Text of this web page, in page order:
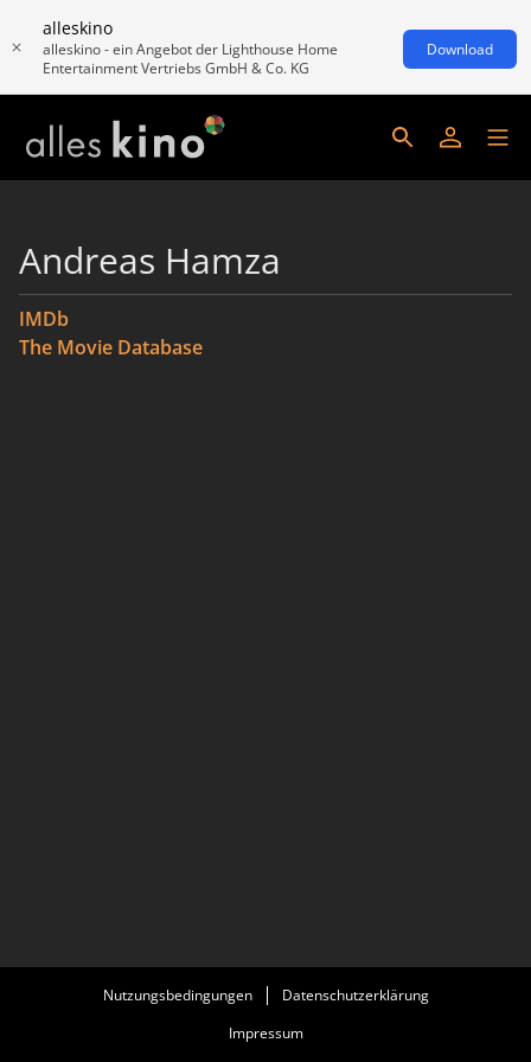
alleskino
alleskino - ein Angebot der Lighthouse Home
Entertainment Vertriebs GmbH & Co. KG
Download
Andreas Hamza
IMDb
The Movie Database
Nutzungsbedingungen
Datenschutzerklärung
Impressum